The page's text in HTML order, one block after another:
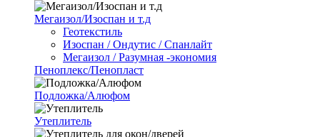
Мегаизол/Изоспан и т.д
Геотекстиль
Изоспан / Ондутис / Спанлайт
Мегаизол / Разумная -экономия
Пеноплекс/Пенопласт
Подложка/Алюфом
Утеплитель